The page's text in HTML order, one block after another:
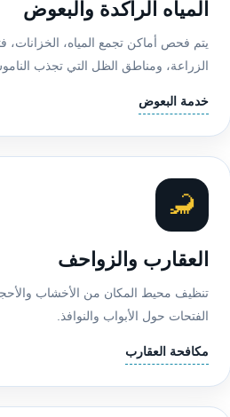
المياه الراكدة والبعوض
يتم فحص أماكن تجمع المياه،
الزراعة، ومناطق الظل التي تجذب
خدمة البعوض
🦂
العقارب والزواحف
تنظيف محيط المكان من الأخشاب
الفتحات حول الأبواب والنوافذ.
مكافحة العقارب